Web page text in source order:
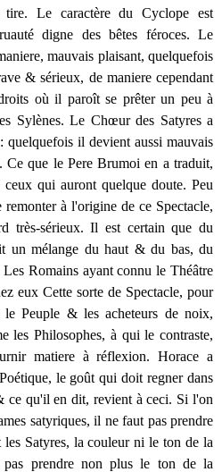
Le caractère du Cyclope est
digne des bêtes féroces. Le
mauvais plaisant, quelquefois
& sérieux, de maniere cependant
où il paroît se prêter un peu à
Sylènes. Le Chœur des Satyres a
quelquefois il devient aussi mauvais
Ce que le Pere Brumoi en a traduit,
qui auront quelque doute. Peu
remonter à l'origine de ce Spectacle,
très-sérieux. Il est certain que du
un mélange du haut & du bas, du
Romains ayant connu le Théâtre
eux Cette sorte de Spectacle, pour
le Peuple & les acheteurs de noix,
les Philosophes, à qui le contraste,
matiere à réflexion. Horace a
le goût qui doit regner dans
ce qu'il en dit, revient à ceci. Si l'on
satyriques, il ne faut pas prendre
Satyres, la couleur ni le ton de la
prendre non plus le ton de la